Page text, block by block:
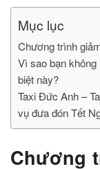
Mục lục
Chương trình
Vì sao bạn
biệt này?
Taxi Đức Anh –
vụ đưa đón Tết
Chương